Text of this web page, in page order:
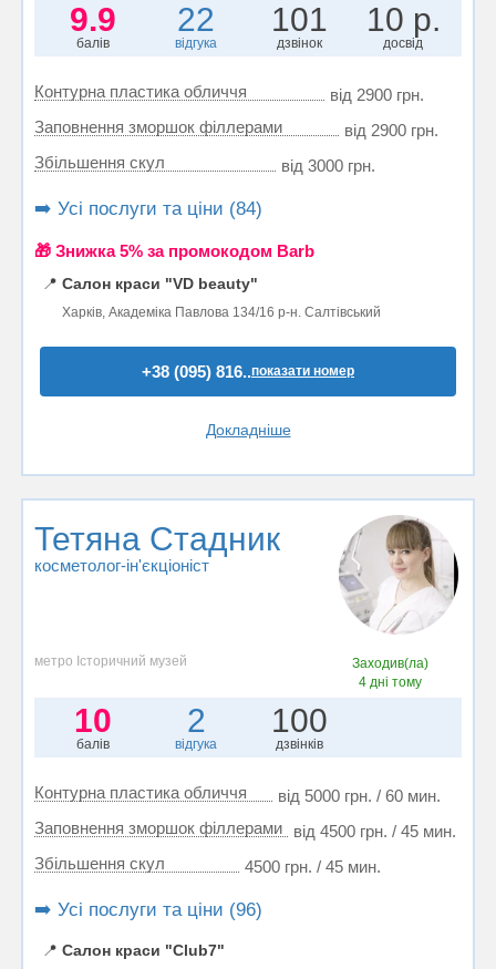
9.9
балів
22
відгука
101
дзвінок
10 р.
досвід
Контурна пластика обличчя
від 2900 грн.
Заповнення зморшок філлерами
від 2900 грн.
Збільшення скул
від 3000 грн.
➡️ Усі послуги та ціни (84)
🎁 Знижка 5% за промокодом Barb
📍 Салон краси "VD beauty"
Харків, Академіка Павлова 134/16 р-н. Салтівський
+38 (095) 816..показати номер
Докладніше
Тетяна Стадник
косметолог-ін'єкціоніст
метро Історичний музей
Заходив(ла)
4 дні тому
10
балів
2
відгука
100
дзвінків
Контурна пластика обличчя
від 5000 грн. / 60 мин.
Заповнення зморшок філлерами
від 4500 грн. / 45 мин.
Збільшення скул
4500 грн. / 45 мин.
➡️ Усі послуги та ціни (96)
📍 Салон краси "Club7"